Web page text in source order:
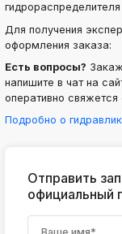
Для получения
оформления заказа:
Есть вопросы?
напишите в чат на
оперативно свяжется
Подробно о
Отправить
официальный